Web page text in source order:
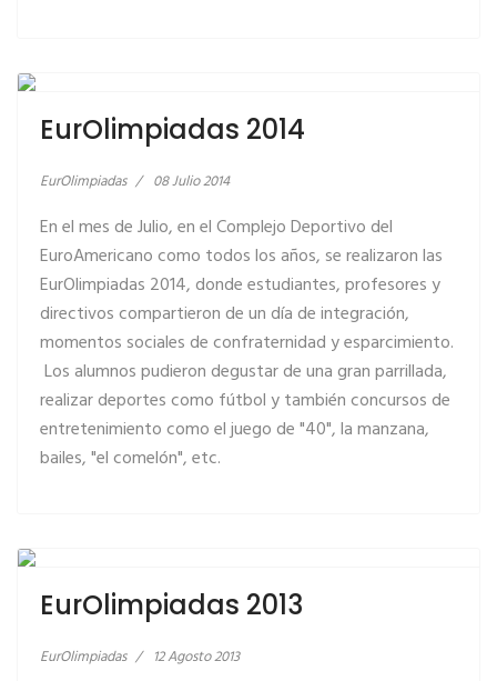
EurOlimpiadas 2014
EurOlimpiadas 08 Julio 2014
En el mes de Julio, en el Complejo Deportivo del
EuroAmericano como todos los años, se realizaron las
EurOlimpiadas 2014, donde estudiantes, profesores y
directivos compartieron de un día de integración,
momentos sociales de confraternidad y esparcimiento.
Los alumnos pudieron degustar de una gran parrillada,
realizar deportes como fútbol y también concursos de
entretenimiento como el juego de "40", la manzana,
bailes, "el comelón", etc.
EurOlimpiadas 2013
EurOlimpiadas 12 Agosto 2013